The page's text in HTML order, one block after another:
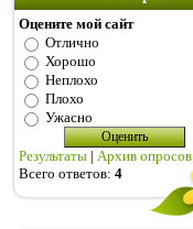
Оцените мой сайт
Отлично
Хорошо
Неплохо
Плохо
Ужасно
Результаты | Архив опросов
Всего ответов: 4